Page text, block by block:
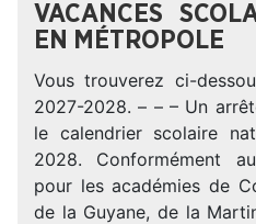
VACANCES
EN MÉTROPOLE
Vous trouverez ci-
2027-2028. – – – Un
le calendrier scolaire
2028. Conformément
pour les académies de
de la Guyane, de la